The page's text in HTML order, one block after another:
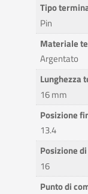
Tipo
Pin
Materiale
Argentato
Lunghezza
16 mm
Posizione
13.4
Posizione
16
Punto di